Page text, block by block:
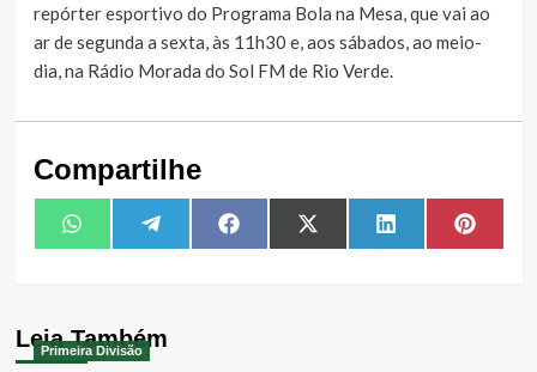
repórter esportivo do Programa Bola na Mesa, que vai ao
ar de segunda a sexta, às 11h30 e, aos sábados, ao meio-
dia, na Rádio Morada do Sol FM de Rio Verde.
Compartilhe
Share
on
WhatsAppShare
on
TelegramShare
on
FacebookShare
on
X
(Twitter)
Share
on
LinkedIn Share
on
Leia Também
Primeira Divisão